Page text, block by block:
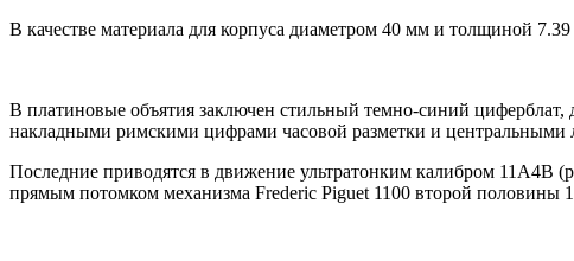
В качестве материала для корпуса диаметром 40 мм и толщиной
В платиновые объятия заключен стильный темно-синий
накладными римскими цифрами часовой разметки и центральными
Последние приводятся в движение ультратонким калибром
прямым потомком механизма Frederic Piguet 1100 второй половины